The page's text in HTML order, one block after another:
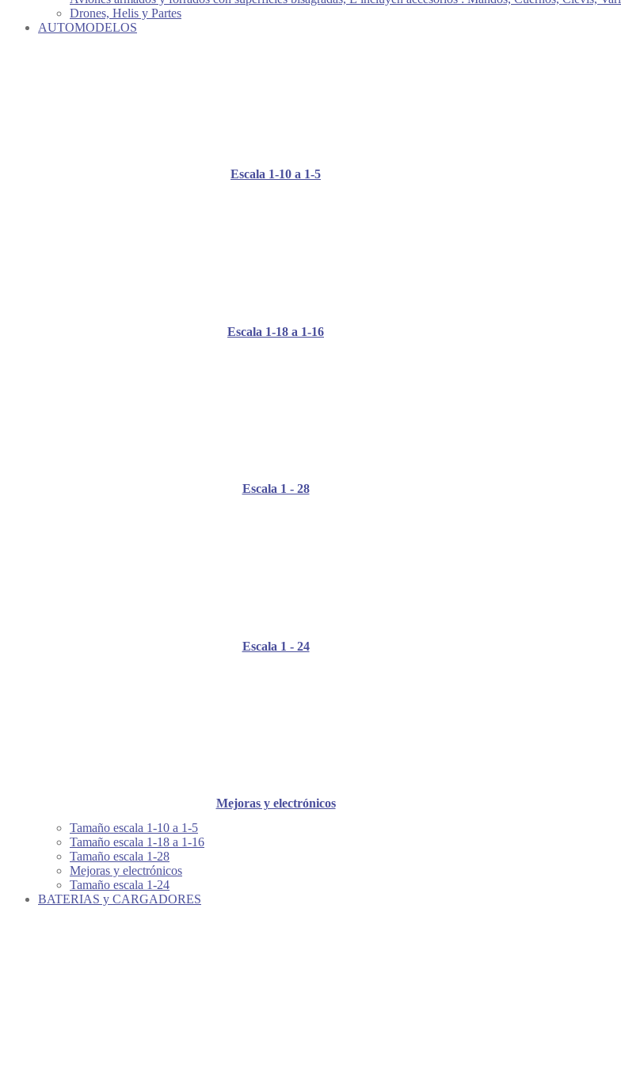
Drones, Helis y Partes
AUTOMODELOS
Escala 1-10 a 1-5
Escala 1-18 a 1-16
Escala 1 - 28
Escala 1 - 24
Mejoras y electrónicos
Tamaño escala 1-10 a 1-5
Tamaño escala 1-18 a 1-16
Tamaño escala 1-28
Mejoras y electrónicos
Tamaño escala 1-24
BATERIAS y CARGADORES